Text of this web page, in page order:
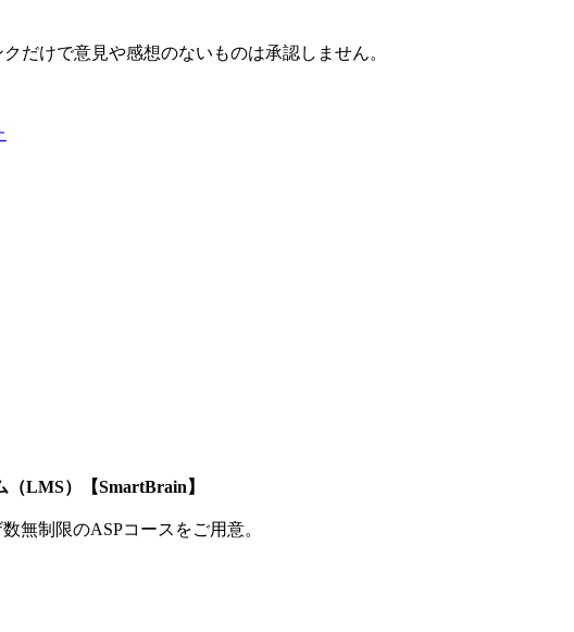
だけで意見や感想のないものは承認しません。
LMS）【SmartBrain】
無制限のASPコースをご用意。